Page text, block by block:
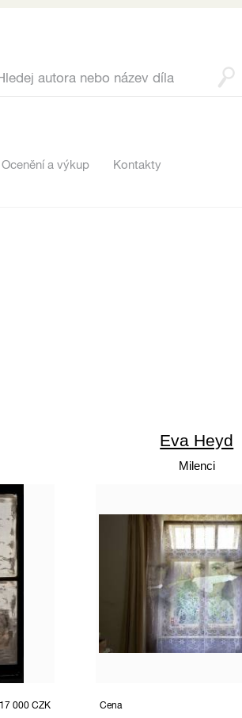
Ocenění a výkup Kontakty
17 000 CZK
Eva Heyd
Milenci
Cena